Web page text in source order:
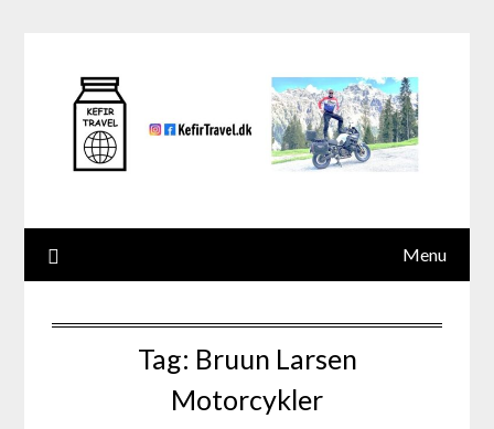
Menu
Tag: Bruun Larsen
Motorcykler